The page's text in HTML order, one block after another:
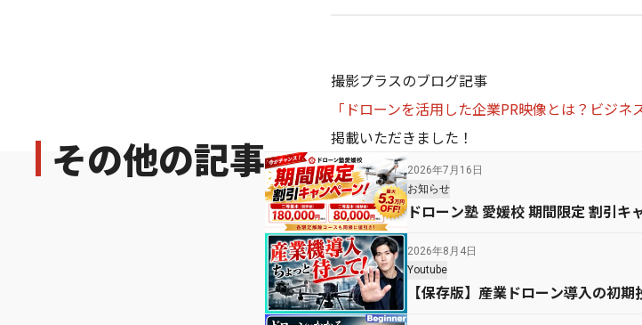
撮影プラスのブログ記事
「ドローンを活用した企業PR映像とは？ビジネ
掲載いただきました！
その他の記事
2026年7月16日
お知らせ
ドローン塾 愛媛校 期間限定 割引キ
2026年8月4日
Youtube
【保存版】産業ドローン導入の初